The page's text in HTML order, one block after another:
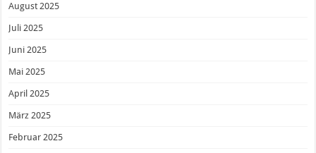
August 2025
Juli 2025
Juni 2025
Mai 2025
April 2025
März 2025
Februar 2025